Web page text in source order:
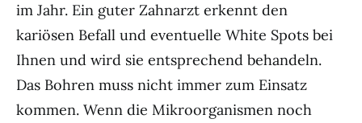
im Jahr. Ein guter Zahnarzt erkennt den
kariösen Befall und eventuelle White Spots bei
Ihnen und wird sie entsprechend behandeln.
Das Bohren muss nicht immer zum Einsatz
kommen. Wenn die Mikroorganismen noch